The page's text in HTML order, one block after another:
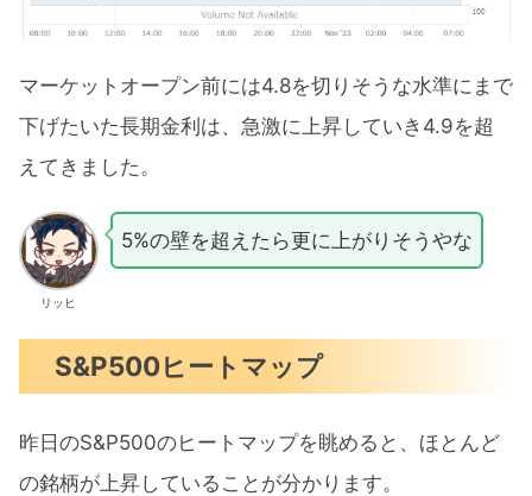
マーケットオープン前には4.8を切りそうな水準にまで
下げたいた長期金利は、急激に上昇していき4.9を超
えてきました。
リッヒ
5%の壁を超えたら更に上がりそうやな
S&P500ヒートマップ
昨日のS&P500のヒートマップを眺めると、ほとんど
の銘柄が上昇していることが分かります。